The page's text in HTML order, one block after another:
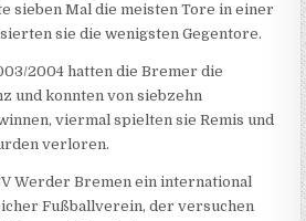
sieben Mal die meisten Tore in einer
sie die wenigsten Gegentore.
2004 hatten die Bremer die
und konnten von siebzehn
viermal spielten sie Remis und
verloren.
Werder Bremen ein international
Fußballverein, der versuchen